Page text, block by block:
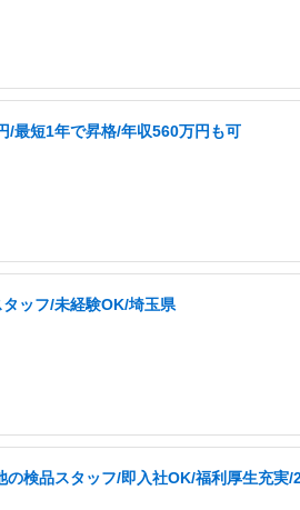
/最短1年で昇格/年収560万円も可
ッフ/未経験OK/埼玉県
の検品スタッフ/即入社OK/福利厚生充実/